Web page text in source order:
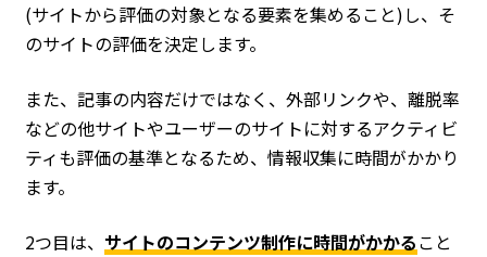
(サイトから評価の対象となる要素を集めること)し、そ
のサイトの評価を決定します。
また、記事の内容だけではなく、外部リンクや、離脱率
などの他サイトやユーザーのサイトに対するアクティビ
ティも評価の基準となるため、情報収集に時間がかかり
ます。
2つ目は、 サイトのコンテンツ制作に時間がかかること